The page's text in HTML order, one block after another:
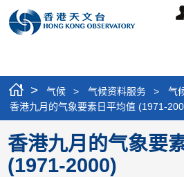
> 气候 > 气候资料服务 > 气
香港九月的气象要素日平均值 (1971-
香港九月的气象要
(1971-2000)